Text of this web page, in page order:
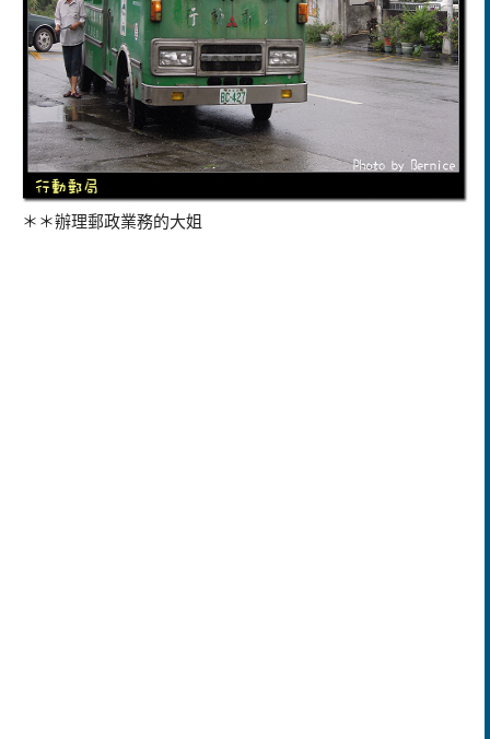
＊＊辦理郵政業務的大姐